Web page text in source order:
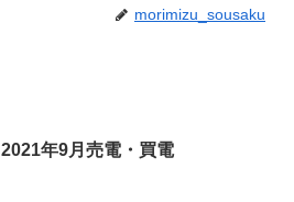
morimizu_sousaku
2021年9月売電・買電